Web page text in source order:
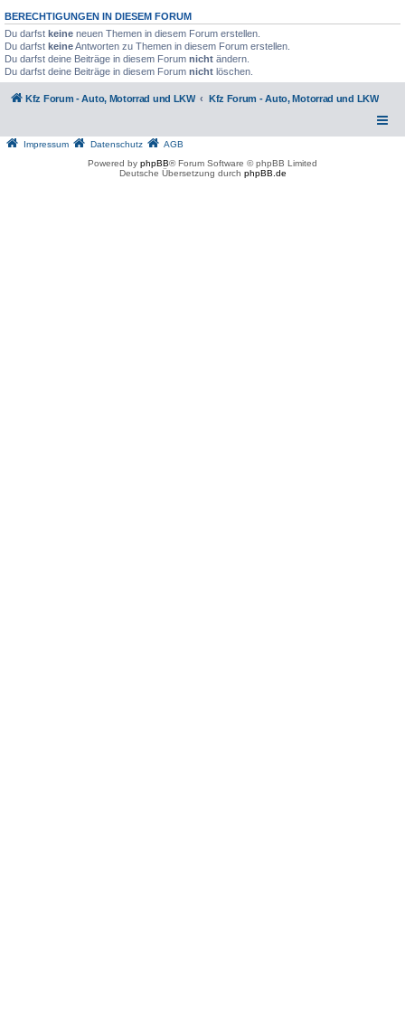
BERECHTIGUNGEN IN DIESEM FORUM
Du darfst keine neuen Themen in diesem Forum erstellen.
Du darfst keineAntworten zu Themen in diesem Forum erstellen.
Du darfst deine Beiträge in diesem Forum nicht ändern.
Du darfst deine Beiträge in diesem Forum nicht löschen.
Kfz Forum - Auto, Motorrad und LKW Kfz Forum - Auto, Motorrad und LKW
Impressum Datenschutz
AGB
Powered by phpBB® Forum Software © phpBB Limited
Deutsche Übersetzung durch phpBB.de